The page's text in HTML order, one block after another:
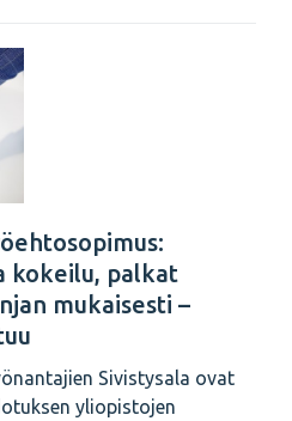
kokeilu, palkat
mukaisesti –
Sivistysala ovat
yliopistojen